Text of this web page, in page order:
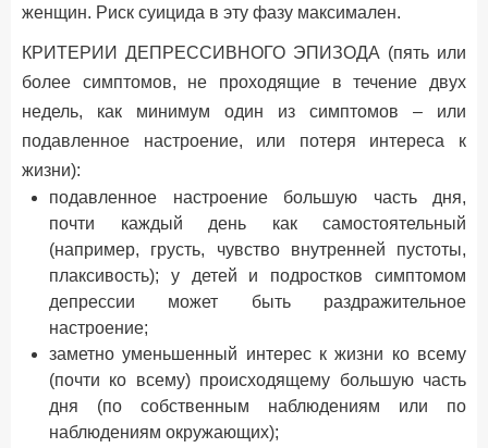
женщин. Риск суицида в эту фазу максимален.
КРИТЕРИИ ДЕПРЕССИВНОГО ЭПИЗОДА (пять или
более симптомов, не проходящие в течение двух
недель, как минимум один из симптомов – или
подавленное настроение, или потеря интереса к
жизни):
подавленное настроение большую часть дня,
почти каждый день как самостоятельный
(например, грусть, чувство внутренней пустоты,
плаксивость); у детей и подростков симптомом
депрессии может быть раздражительное
настроение;
заметно уменьшенный интерес к жизни ко всему
(почти ко всему) происходящему большую часть
дня (по собственным наблюдениям или по
наблюдениям окружающих);